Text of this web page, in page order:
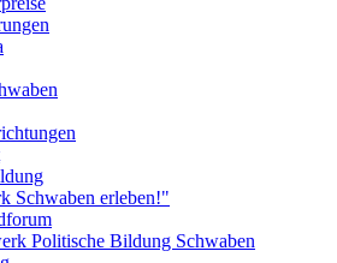
Schwaben erleben!"
Politische Bildung Schwaben